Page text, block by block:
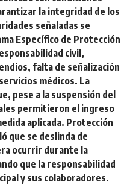
la integridad de los
señaladas se
Específico de Protección
civil,
falta de señalización
médicos. La
pese a la suspensión del
permitieron el ingreso
aplicada. Protección
que se deslinda de
ocurrir durante la
que la responsabilidad
y sus colaboradores.